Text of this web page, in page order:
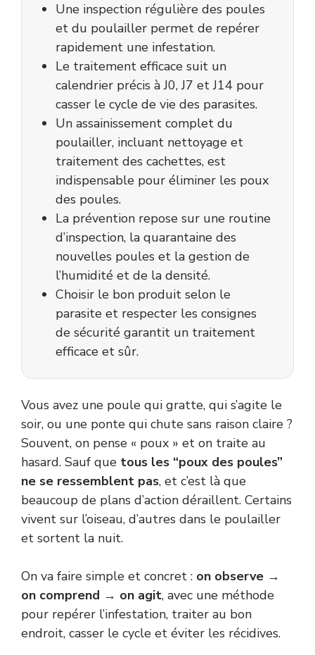
Une inspection régulière des poules
et du poulailler permet de repérer
rapidement une infestation.
Le traitement efficace suit un
calendrier précis à J0, J7 et J14 pour
casser le cycle de vie des parasites.
Un assainissement complet du
poulailler, incluant nettoyage et
traitement des cachettes, est
indispensable pour éliminer les poux
des poules.
La prévention repose sur une routine
d’inspection, la quarantaine des
nouvelles poules et la gestion de
l’humidité et de la densité.
Choisir le bon produit selon le
parasite et respecter les consignes
de sécurité garantit un traitement
efficace et sûr.
Vous avez une poule qui gratte, qui s’agite le
soir, ou une ponte qui chute sans raison claire ?
Souvent, on pense « poux » et on traite au
hasard. Sauf que tous les “poux des poules”
ne se ressemblent pas, et c’est là que
beaucoup de plans d’action déraillent. Certains
vivent sur l’oiseau, d’autres dans le poulailler
et sortent la nuit.
On va faire simple et concret : on observe →
on comprend → on agit, avec une méthode
pour repérer l’infestation, traiter au bon
endroit, casser le cycle et éviter les récidives.